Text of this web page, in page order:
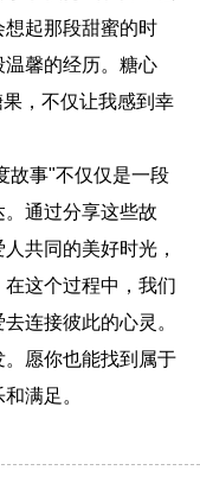
起那段甜蜜的时
馨的经历。糖心
，不仅让我感到幸
故事"不仅仅是一段
通过分享这些故
共同的美好时光，
这个过程中，我们
连接彼此的心灵。
愿你也能找到属于
满足。